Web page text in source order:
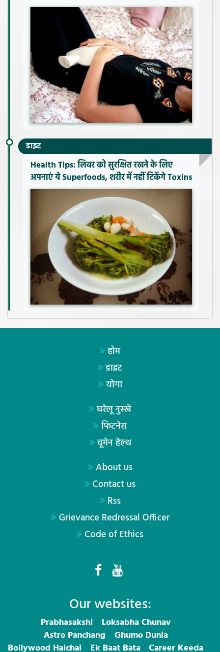
डाइट
Health Tips: लिवर को सुरक्षित रखने के लिए
अपनाएं ये Superfoods, शरीर में नहीं टिकेंगे Toxins
होम
डाइट
योगा
घरेलू नुस्खे
फिटनेस
वूमेन हेल्थ
About us
Contact us
Rss
Grievance Redressal Officer
Code of Ethics
Our websites:
Prabhasakshi
Loksabha Chunav
Astro Panchang
Ghumo Dunia
Bollywood Halchal
Ek Baat Bata Career Keeda